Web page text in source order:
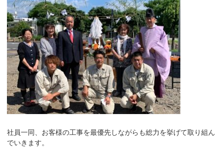
社員一同、お客様の工事を最優先しながらも総力を挙げて取り組ん
でいきます。